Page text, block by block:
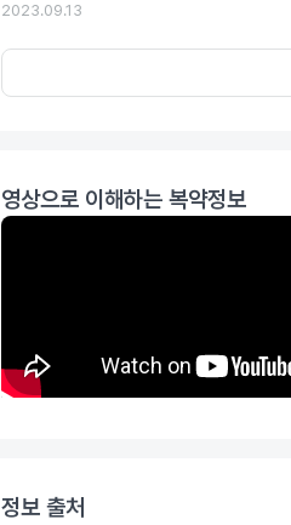
2023.09.13
영상으로 이해하는 복약정보
정보 출처